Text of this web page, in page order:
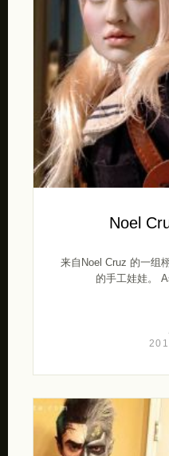
Noel
来自Noel Cruz 的一组
的手工娃娃。